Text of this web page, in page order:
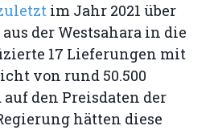
im Jahr 2021 über
der Westsahara in die
17 Lieferungen mit
von rund 50.500
den Preisdaten der
hätten diese